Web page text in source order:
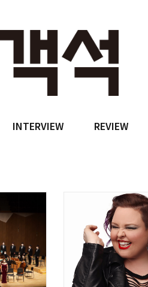
INTERVIEW REVIEW